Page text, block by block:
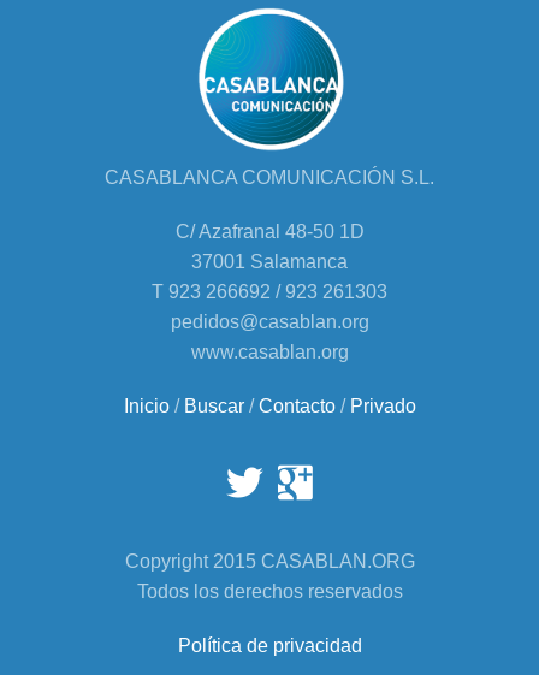
CASABLANCA COMUNICACIÓN S.L.
C/ Azafranal 48-50 1D
37001 Salamanca
T 923 266692 / 923 261303
pedidos@casablan.org
www.casablan.org
Inicio/ Buscar/Contacto/ Privado
Copyright 2015 CASABLAN.ORG
Todos los derechos reservados
Política de privacidad